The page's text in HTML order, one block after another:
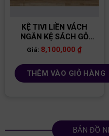
KỆ TIVI LIỀN VÁCH
NGĂN KỆ SÁCH GỖ
MDF KT59
Giá: 8,100,000₫
THÊM VÀO GIỎ HÀNG
BẢN ĐỒ